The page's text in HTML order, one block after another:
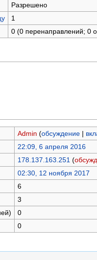
Разрешено
1
0 (0 перенаправлений; 0
Admin (обсуждение|
22:09, 6 апреля 2016
178.137.163.251 (
02:30, 12 ноября 2017
6
3
0
0